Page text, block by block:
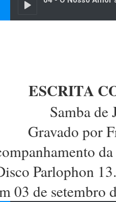
ESCRITA
Samba de
Gravado por
Parlophon
03 de setembro